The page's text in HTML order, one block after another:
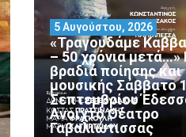
«Τραγουδάμε
– 50 χρόνια μετά…»
βραδιά ποίησης και
μουσικής Σάββατο
Σεπτεμβρίου
Ανοιχτό Θέατρο
Γαβαλιώτισσας
5 Αυγούστου, 2026